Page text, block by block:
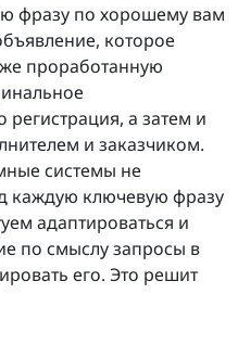
фразу по хорошему вам
которое
проработанную
регистрация, а затем и
и заказчиком.
системы не
каждую ключевую фразу
адаптироваться и
по смыслу запросы в
его. Это решит